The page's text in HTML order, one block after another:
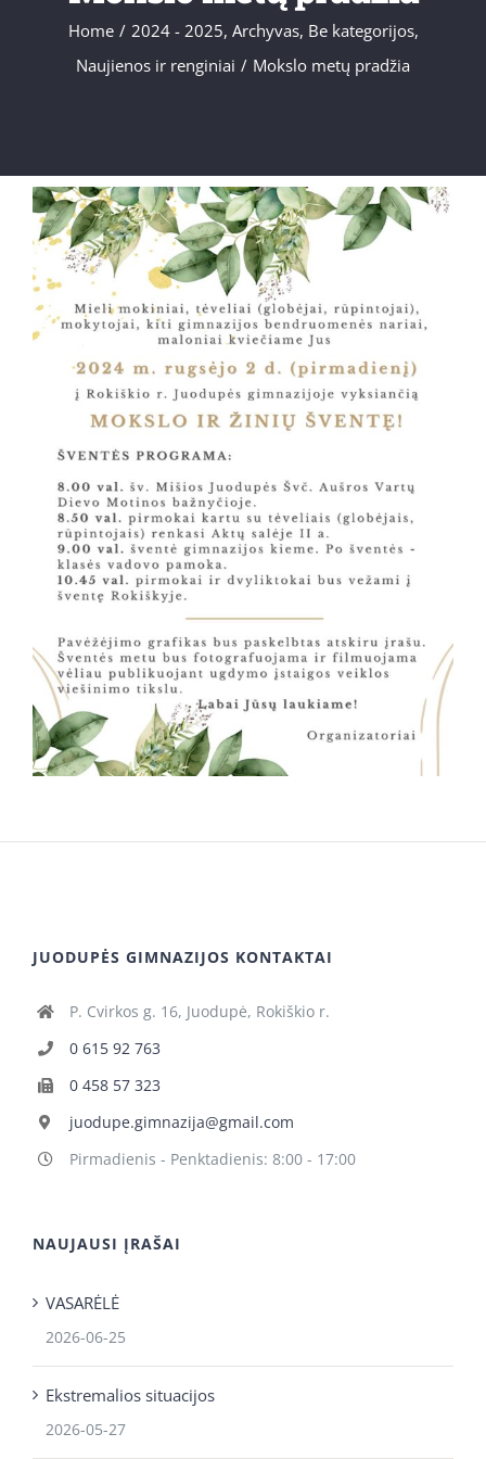
Home / 2024 - 2025, Archyvas, Be kategorijos,
Naujienos ir renginiai / Mokslo metų pradžia
JUODUPĖS GIMNAZIJOS KONTAKTAI
P. Cvirkos g. 16, Juodupė, Rokiškio r.
0 615 92 763
0 458 57 323
juodupe.gimnazija@gmail.com
Pirmadienis - Penktadienis: 8:00 - 17:00
NAUJAUSI ĮRAŠAI
VASARĖLĖ
2026-06-25
Ekstremalios situacijos
2026-05-27